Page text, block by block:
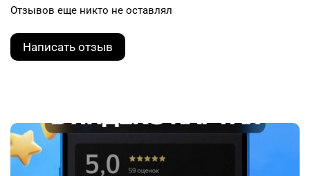
Отзывов еще никто не оставлял
Написать отзыв